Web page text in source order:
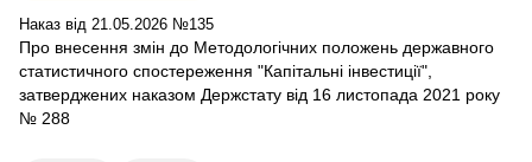
Наказ від 21.05.2026 №135
Про внесення змін до Методологічних положень державного
статистичного спостереження "Капітальні інвестиції",
затверджених наказом Держстату від 16 листопада 2021 року
№ 288